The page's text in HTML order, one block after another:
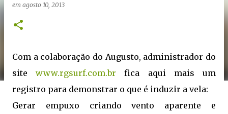
em agosto 10, 2013
Com a colaboração do Augusto, administrador do
sitewww.rgsurf.com.br fica aqui mais um
registro para demonstrar o que é induzir a vela:
Gerar empuxo criando vento aparente e